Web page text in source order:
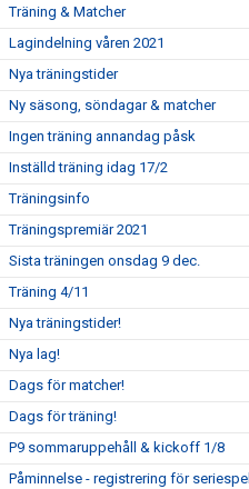
Träning & Matcher
Lagindelning våren 2021
Nya träningstider
Ny säsong, söndagar & matcher
Ingen träning annandag påsk
Inställd träning idag 17/2
Träningsinfo
Träningspremiär 2021
Sista träningen onsdag 9 dec.
Träning 4/11
Nya träningstider!
Nya lag!
Dags för matcher!
Dags för träning!
P9 sommaruppehåll & kickoff 1/8
Påminnelse - registrering för seriespel